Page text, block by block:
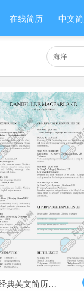
在线简历 中文
海洋经典英文简历模板